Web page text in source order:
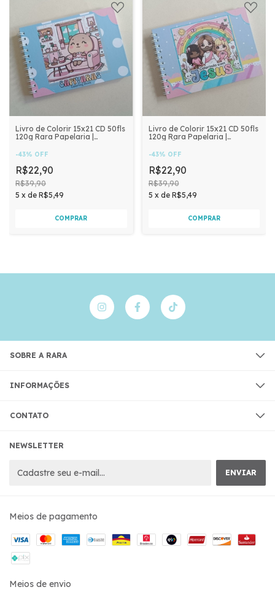
Livro de Colorir 15x21 CD 50fls
120g Rara Papelaria |
-43% OFF
R$22,90
R$39,90
5 x de R$5,49
Livro de Colorir 15x21 CD 50fls
120g Rara Papelaria |
-43% OFF
R$22,90
R$39,90
5 x de R$5,49
SOBRE A RARA
INFORMAÇÕES
CONTATO
NEWSLETTER
Meios de pagamento
Meios de envio